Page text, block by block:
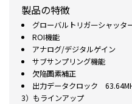
製品の特徴
グローバルトリガ―シャッタ
ROI機能
アナログ/デジタルゲイン
サブサンプリング機能
欠陥画素補正
出力データクロック
3）もラインアップ